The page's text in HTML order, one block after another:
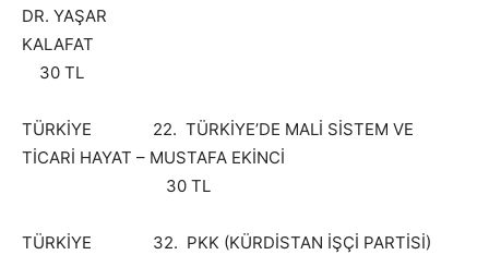
DR. YAŞAR
KALAFAT
30 TL
TÜRKİYE 22. TÜRKİYE’DE MALİ SİSTEM VE
TİCARİ HAYAT – MUSTAFA EKİNCİ
30 TL
TÜRKİYE 32. PKK (KÜRDİSTAN İŞÇİ PARTİSİ)